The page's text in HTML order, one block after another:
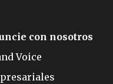
con nosotros
Voice